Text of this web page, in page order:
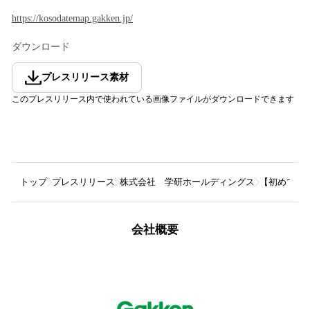
https://kosodatemap.gakken.jp/
ダウンロード
プレスリリース素材
このプレスリリース内で使われている画像ファイルがダウンロードできます
トップ プレスリリース 株式会社 学研ホールディングス 【初めて
会社概要